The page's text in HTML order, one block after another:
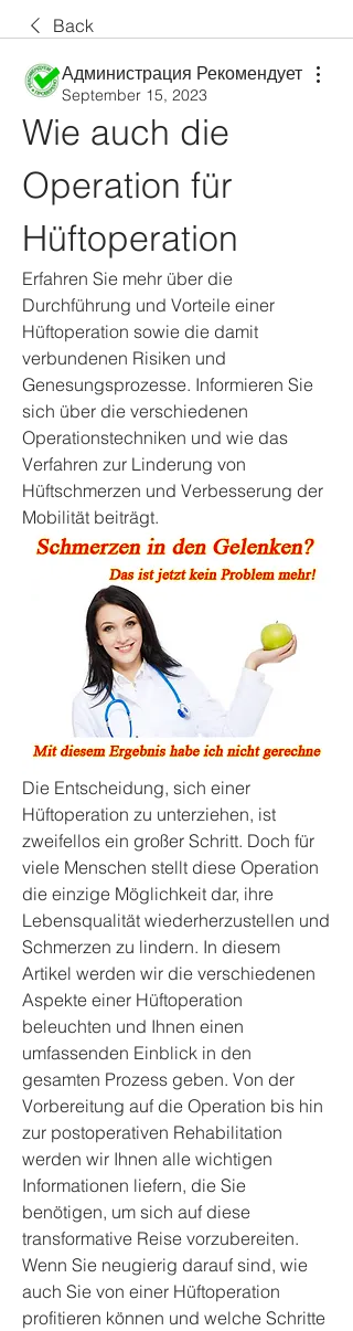
Back
Администрация Рекомендует
September 15, 2023
Wie auch die
Operation für
Hüftoperation
Erfahren Sie mehr über die
Durchführung und Vorteile einer
Hüftoperation sowie die damit
verbundenen Risiken und
Genesungsprozesse. Informieren Sie
sich über die verschiedenen
Operationstechniken und wie das
Verfahren zur Linderung von
Hüftschmerzen und Verbesserung der
Mobilität beiträgt.
Die Entscheidung, sich einer
Hüftoperation zu unterziehen, ist
zweifellos ein großer Schritt. Doch für
viele Menschen stellt diese Operation
die einzige Möglichkeit dar, ihre
Lebensqualität wiederherzustellen und
Schmerzen zu lindern. In diesem
Artikel werden wir die verschiedenen
Aspekte einer Hüftoperation
beleuchten und Ihnen einen
umfassenden Einblick in den
gesamten Prozess geben. Von der
Vorbereitung auf die Operation bis hin
zur postoperativen Rehabilitation
werden wir Ihnen alle wichtigen
Informationen liefern, die Sie
benötigen, um sich auf diese
transformative Reise vorzubereiten.
Wenn Sie neugierig darauf sind, wie
auch Sie von einer Hüftoperation
profitieren können und welche Schritte